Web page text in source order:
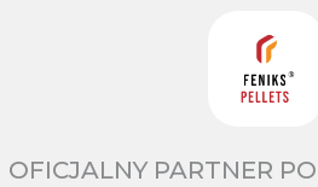
OFICJALNY PARTNER